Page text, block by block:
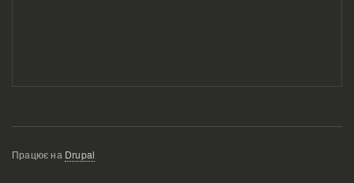
Працює на Drupal